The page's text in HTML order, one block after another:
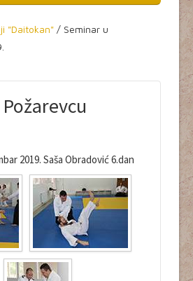
"Daitokan" / Seminar u
2019. Saša Obradović 6.dan